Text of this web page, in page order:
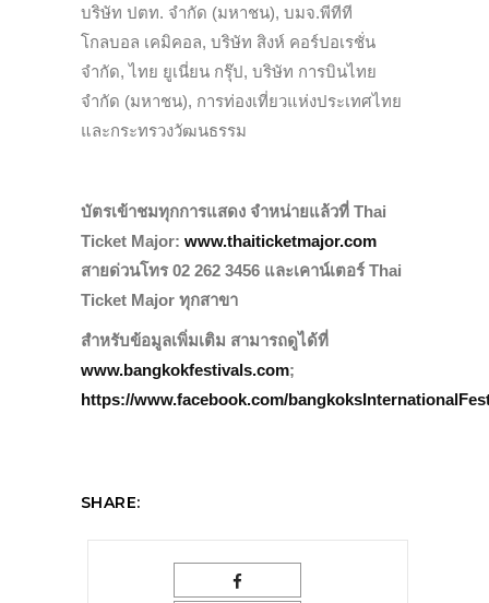
บริษัท ปตท. จำกัด (มหาชน), บมจ.พีทีที
โกลบอล เคมิคอล, บริษัท สิงห์ คอร์ปอเรชั่น
จำกัด, ไทย ยูเนี่ยน กรุ๊ป, บริษัท การบินไทย
จำกัด (มหาชน), การท่องเที่ยวแห่งประเทศไทย
และกระทรวงวัฒนธรรม
บัตรเข้าชมทุกการแสดง จำหน่ายแล้วที่ Thai
Ticket Major: www.thaiticketmajor.com
สายด่วนโทร​ 02 262 3456 และเคาน์เตอร์ Thai
Ticket Major ทุกสาขา
สำหรับข้อมูลเพิ่มเติม สามารถดูได้ที่
www.bangkokfestivals.com;
https://www.facebook.com/
SHARE: